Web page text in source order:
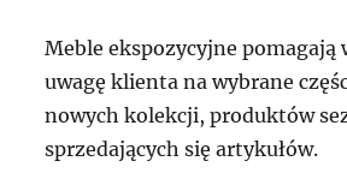
Meble ekspozycyjne
uwagę klienta na wybrane
nowych kolekcji, produktów
sprzedających się artykułów.